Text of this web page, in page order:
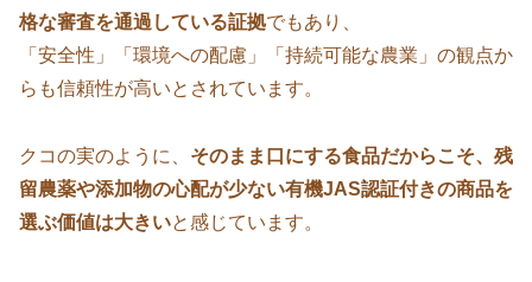
格な審査を通過している証拠でもあり、
「安全性」「環境への配慮」「持続可能な農業」の観点か
らも信頼性が高いとされています。
クコの実のように、 そのまま口にする食品だからこそ、残
留農薬や添加物の心配が少ない有機JAS認証付きの商品を
選ぶ価値は大きいと感じています。